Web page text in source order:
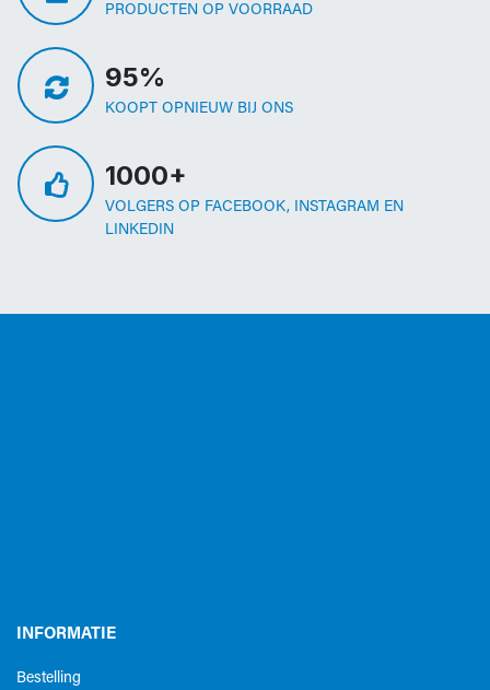
PRODUCTEN OP VOORRAAD
95%
KOOPT OPNIEUW BIJ ONS
1000+
VOLGERS OP FACEBOOK, INSTAGRAM EN
LINKEDIN
INFORMATIE
Bestelling